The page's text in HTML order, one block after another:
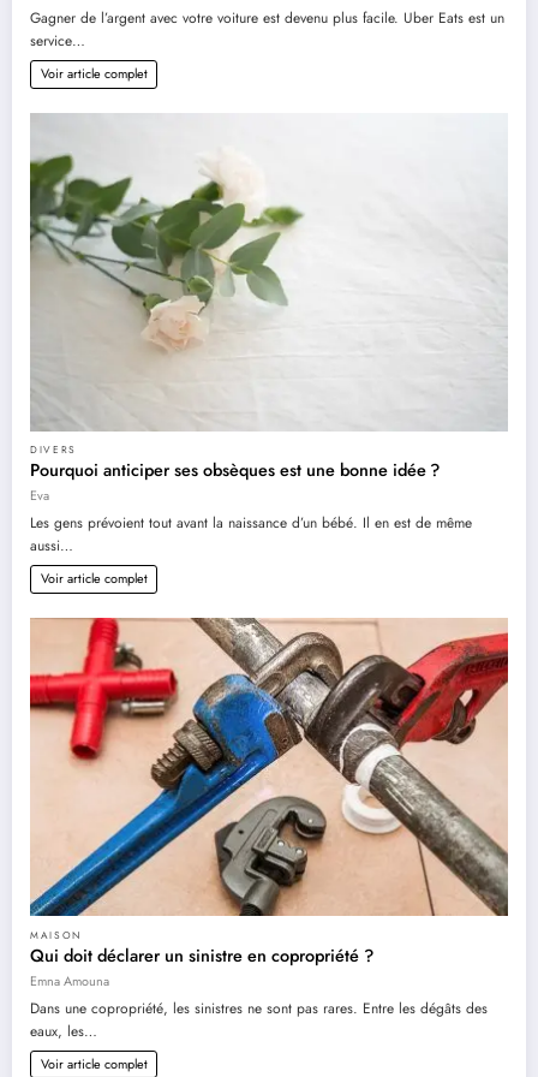
Gagner de l’argent avec votre voiture est devenu plus facile. Uber Eats est un
service…
Voir article complet
DIVERS
Pourquoi anticiper ses obsèques est une bonne idée ?
Eva
Les gens prévoient tout avant la naissance d’un bébé. Il en est de même
aussi…
Voir article complet
MAISON
Qui doit déclarer un sinistre en copropriété ?
Emna Amouna
Dans une copropriété, les sinistres ne sont pas rares. Entre les dégâts des
eaux, les…
Voir article complet